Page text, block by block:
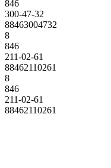
846
300-47-32
88463004732
8
846
211-02-61
88462110261
8
846
211-02-61
88462110261